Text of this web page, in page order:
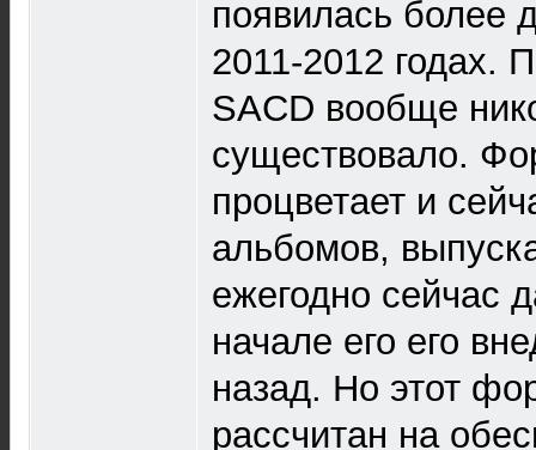
появилась более
2011-2012 годах.
SACD вообще
существовало.
процветает и
альбомов,
ежегодно сейчас
начале его его
назад. Но этот
рассчитан на